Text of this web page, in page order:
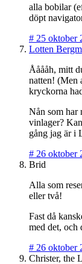
alla bobilar
döpt
# 25 oktober
Lotten
Ååååh, mitt
natten! (Men
kryckorna
Nån som har
vinlager?
gång jag är i
# 26 oktober
Brid
Alla som
eller två!
Fast då
med det, och
# 26 oktober
Christer, the